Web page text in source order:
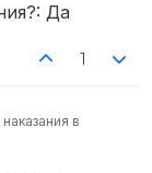
Да
1
в